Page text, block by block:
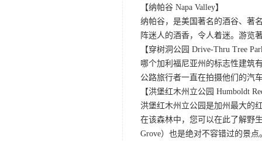
【纳帕谷 Napa Valley】
纳帕谷，是美国著名的酒谷、著
阵迷人的酒香，令人着迷。游览
【穿树洞公园 Drive-Thru Tree
哪个加利福尼亚州的标志性建筑
公路旅行者一直在拍摄他们的汽
【洪堡红木州立公园 Humboldt
洪堡红木州立公园是加州最大的
在该森林中，您可以在此了解野
Grove）也是绝对不容错过的景点